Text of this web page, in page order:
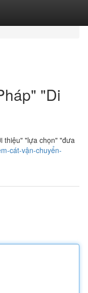
"Di
thiệu" "lựa chọn" "đưa
cát-vận-chuyển-